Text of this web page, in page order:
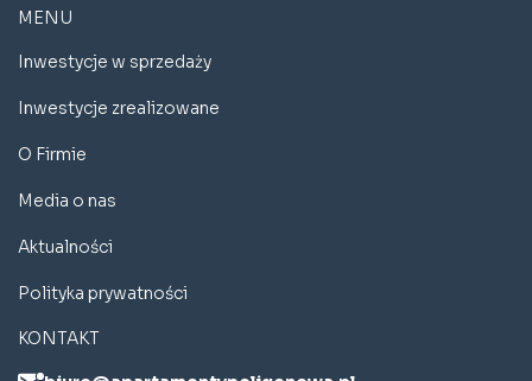
MENU
Inwestycje w sprzedaży
Inwestycje zrealizowane
O Firmie
Media o nas
Aktualności
Polityka prywatności
KONTAKT